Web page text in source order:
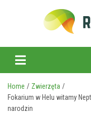
Home
Zwierzęta
Fokarium w Helu witamy
narodzin